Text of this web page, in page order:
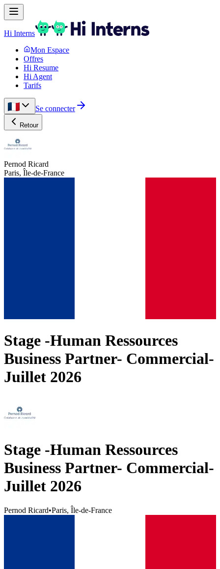
Hi Interns
Mon Espace
Offres
Hi Resume
Hi Agent
Tarifs
Se connecter
Retour
Pernod Ricard
Paris, Île-de-France
Stage -Human Ressources
Business Partner- Commercial-
Juillet 2026
Stage -Human Ressources
Business Partner- Commercial-
Juillet 2026
Pernod Ricard•Paris, Île-de-France